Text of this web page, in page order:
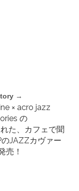
→
× acro jazz
の
た、カフェで聞
JAZZカヴァー
売！